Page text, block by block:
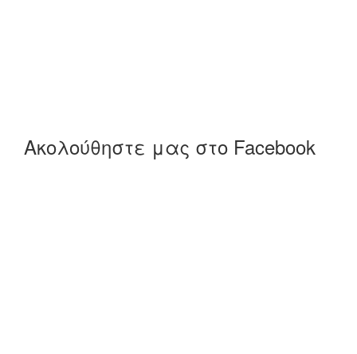
Ακολούθηστε μας στο Facebook